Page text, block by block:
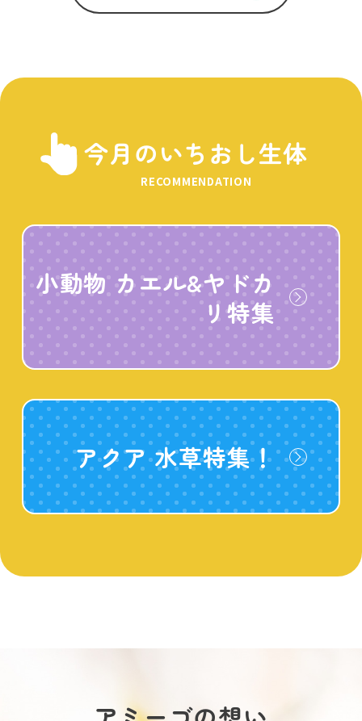
今月のいちおし生体
RECOMMENDATION
小動物 カエル&ヤドカ
リ特集
アクア 水草特集！